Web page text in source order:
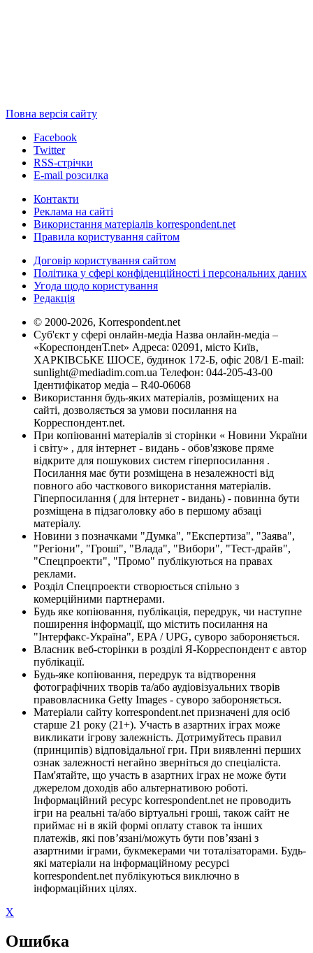
Повна версія сайту
Facebook
Twitter
RSS-стрічки
E-mail розсилка
Контакти
Реклама на сайті
Використання матеріалів korrespondent.net
Правила користування сайтом
Договір користування сайтом
Політика у сфері конфіденційності і персональних даних
Угода щодо користування
Редакція
© 2000-2026, Korrespondent.net
Суб'єкт у сфері онлайн-медіа Назва онлайн-медіа –
«КореспонденТ.net» Адреса: 02091, місто Київ,
ХАРКІВСЬКЕ ШОСЕ, будинок 172-Б, офіс 208/1 E-mail:
sunlight@mediadim.com.ua Телефон: 044-205-43-00
Ідентифікатор медіа – R40-06068
Використання будь-яких матеріалів, розміщених на
сайті, дозволяється за умови посилання на
Корреспондент.net.
При копіюванні матеріалів зі сторінки « Новини України
і світу» , для інтернет - видань - обов'язкове пряме
відкрите для пошукових систем гіперпосилання .
Посилання має бути розміщена в незалежності від
повного або часткового використання матеріалів.
Гіперпосилання ( для інтернет - видань) - повинна бути
розміщена в підзаголовку або в першому абзаці
матеріалу.
Новини з позначками "Думка", "Експертиза", "Заява",
"Регіони", "Гроші", "Влада", "Вибори", "Тест-драйв",
"Спецпроекти", "Промо" публікуються на правах
реклами.
Розділ Спецпроекти створюється спільно з
комерційними партнерами.
Будь яке копіювання, публікація, передрук, чи наступне
поширення інформації, що містить посилання на
"Інтерфакс-Україна", EPA / UPG, суворо забороняється.
Власник веб-сторінки в розділі Я-Корреспондент є автор
публікації.
Будь-яке копіювання, передрук та відтворення
фотографічних творів та/або аудіовізуальних творів
правовласника Getty Images - суворо забороняється.
Матеріали сайту korrespondent.net призначені для осіб
старше 21 року (21+). Участь в азартних іграх може
викликати ігрову залежність. Дотримуйтесь правил
(принципів) відповідальної гри. При виявленні перших
ознак залежності негайно зверніться до спеціаліста.
Пам'ятайте, що участь в азартних іграх не може бути
джерелом доходів або альтернативою роботі.
Інформаційний ресурс korrespondent.net не проводить
ігри на реальні та/або віртуальні гроші, також сайт не
приймає ні в якій формі оплату ставок та інших
платежів, які пов’язані/можуть бути пов’язані з
азартними іграми, букмекерами чи тоталізаторами. Будь-
які матеріали на інформаційному ресурсі
korrespondent.net публікуються виключно в
інформаційних цілях.
X
Ошибка